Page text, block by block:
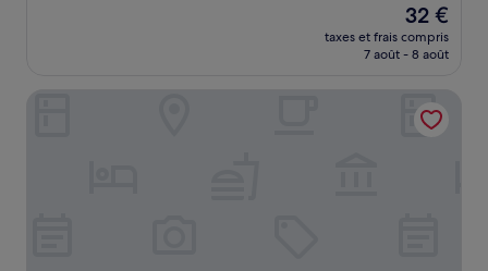
Le
nouveau
prix
de
32 €
32 €
taxes et frais compris
7 août - 8 août